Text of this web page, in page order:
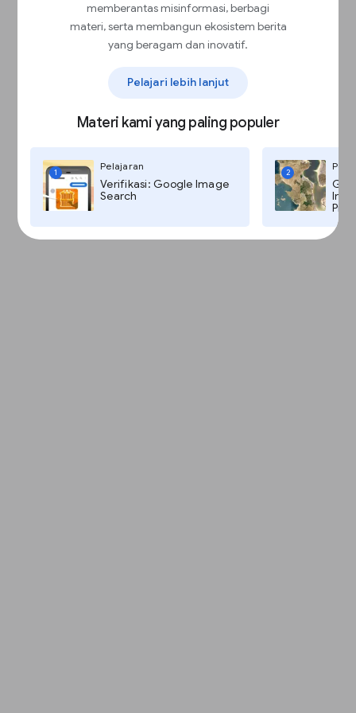
memberantas misinformasi, berbagi
materi, serta membangun ekosistem berita
yang beragam dan inovatif.
Pelajari lebih lanjut
Materi kami yang paling populer
1
Pelajaran
Verifikasi: Google Image
Search
2
Pro,